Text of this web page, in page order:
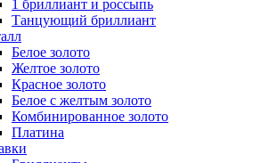
1 бриллиант и россыпь
Танцующий бриллиант
Белое золото
Желтое золото
Красное золото
Белое с желтым золото
Комбинированное золото
Платина